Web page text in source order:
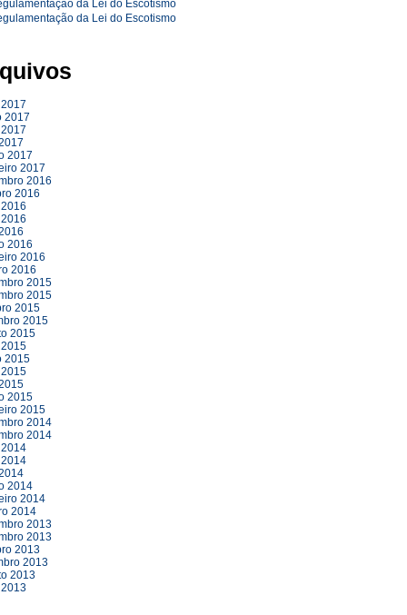
2017
2017
2017
2016
2016
2016
2016
2016
2015
2015
2015
2015
2015
2015
2015
2015
2014
2014
2014
2014
2014
2013
2013
2013
2013
2013